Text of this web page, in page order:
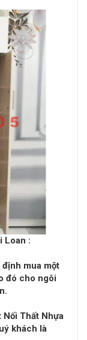
Loan :
định mua một
đó cho ngôi
Thất Nhựa
khách là